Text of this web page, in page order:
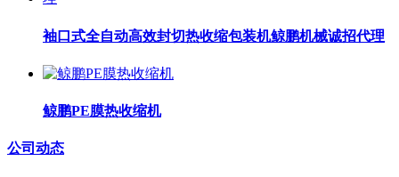
袖口式全自动高效封切热收缩包装机鲸鹏机械诚招代理
鲸鹏PE膜热收缩机
公司动态